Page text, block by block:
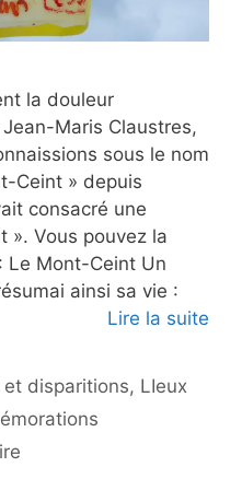
la douleur
Maris Claustres,
sous le nom
Ceint » depuis
consacré une
». Vous pouvez la
Le Mont-Ceint Un
ainsi sa vie :
Lire la suite
et disparitions, LIeux